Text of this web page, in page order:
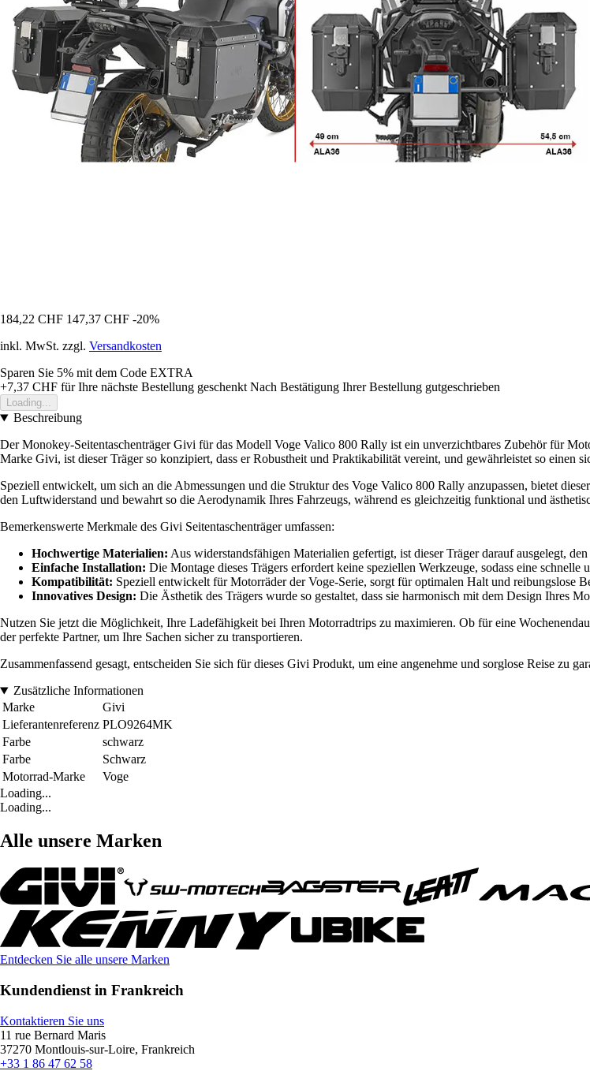
184,22 CHF 147,37 CHF -20%
inkl. MwSt. zzgl. Versandkosten
Sparen Sie 5% mit dem Code EXTRA
+7,37 CHF für Ihre nächste Bestellung geschenkt Nach Bestätigung Ihrer Bestellung gutgeschrieben
Loading...
Beschreibung
Der Monokey-Seitentaschenträger Givi für das Modell Voge Valico 800 Rally ist ein unverzichtbares Zubehör für
Marke Givi, ist dieser Träger so konzipiert, dass er Robustheit und Praktikabilität vereint, und gewährleistet so einen
Speziell entwickelt, um sich an die Abmessungen und die Struktur des Voge Valico 800 Rally anzupassen, bietet
den Luftwiderstand und bewahrt so die Aerodynamik Ihres Fahrzeugs, während es gleichzeitig funktional und
Bemerkenswerte Merkmale des Givi Seitentaschenträger umfassen:
Hochwertige Materialien: Aus widerstandsfähigen Materialien gefertigt, ist dieser Träger darauf ausgelegt,
Einfache Installation: Die Montage dieses Trägers erfordert keine speziellen Werkzeuge, sodass eine
Kompatibilität: Speziell entwickelt für Motorräder der Voge-Serie, sorgt für optimalen Halt und reibungslose
Innovatives Design: Die Ästhetik des Trägers wurde so gestaltet, dass sie harmonisch mit dem Design Ihres
Nutzen Sie jetzt die Möglichkeit, Ihre Ladefähigkeit bei Ihren Motorradtrips zu maximieren. Ob für eine
der perfekte Partner, um Ihre Sachen sicher zu transportieren.
Zusammenfassend gesagt, entscheiden Sie sich für dieses Givi Produkt, um eine angenehme und sorglose Reise zu
Zusätzliche Informationen
Marke
Givi
Lieferantenreferenz PLO9264MK
Farbe
schwarz
Farbe
Schwarz
Motorrad-Marke
Voge
Loading...
Loading...
Alle unsere Marken
Entdecken Sie alle unsere Marken
Kundendienst in Frankreich
Kontaktieren Sie uns
11 rue Bernard Maris
37270 Montlouis-sur-Loire, Frankreich
+33 1 86 47 62 58